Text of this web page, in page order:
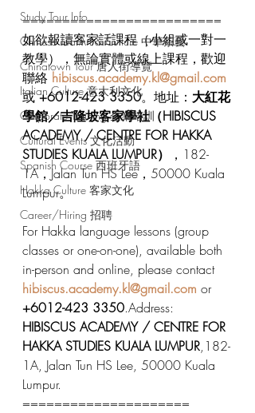
Study Tour Info
Chinese Tea Art & Culture 中華茶藝
Chinatown Tour 唐人街導覽
Italian Culture 意大利文化
Corporate Training 企業培訓
Cultural Events 文化活動
Spanish Course 西班牙語
Hakka Culture 客家文化
Career/Hiring 招聘
=========================
如欲報讀客家話課程（小組或一對一
教學），無論實體或線上課程，歡迎
聯絡 hibiscus.academy.kl@gmail.com
或 +6012-423 3350。地址： 大紅花
學館／吉隆坡客家學社（HIBISCUS
ACADEMY / CENTRE FOR HAKKA
STUDIES KUALA LUMPUR）
，182-
1A，Jalan Tun HS Lee，50000 Kuala
Lumpur。
For Hakka language lessons (group
classes or one-on-one), available both
in-person and online, please contact
hibiscus.academy.kl@gmail.com or
+6012-423 3350.Address:
HIBISCUS ACADEMY / CENTRE FOR
HAKKA STUDIES KUALA LUMPUR,182-
1A, Jalan Tun HS Lee, 50000 Kuala
Lumpur.
=====================